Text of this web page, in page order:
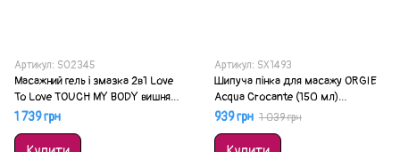
Артикул: SO2345
Масажний гель і змазка 2в1 Love
To Love TOUCH MY BODY вишня
(100 мл)
1 739 грн
Артикул: SX1493
Шипуча пінка для масажу ORGIE
Acqua Crocante (150 мл)
полуниця
939 грн 1 039 грн